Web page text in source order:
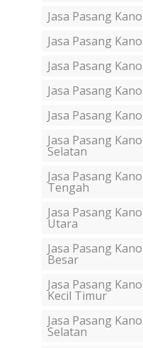
Jasa Pasang
Jasa Pasang
Jasa Pasang
Jasa Pasang
Jasa Pasang
Jasa Pasang
Selatan
Jasa Pasang
Tengah
Jasa Pasang
Utara
Jasa Pasang
Besar
Jasa Pasang
Kecil Timur
Jasa Pasang
Selatan